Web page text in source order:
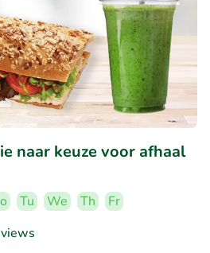
naar keuze voor afhaal
Tu We Th
Fr